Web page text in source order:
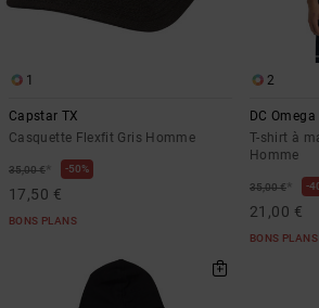
1
Capstar TX
Casquette Flexfit Gris Homme
35,00 €* 50%
17,50 €
BONS PLANS
2
DC Omega
T-shirt à
Homme
35,00 €*
21,00 €
BONS PLANS